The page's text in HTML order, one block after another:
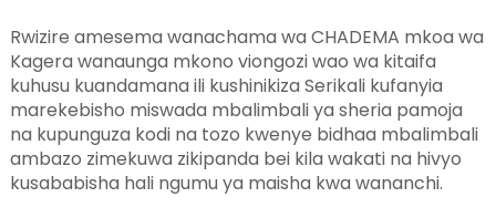
Rwizire amesema wanachama wa CHADEMA mkoa wa
Kagera wanaunga mkono viongozi wao wa kitaifa
kuhusu kuandamana ili kushinikiza Serikali kufanyia
marekebisho miswada mbalimbali ya sheria pamoja
na kupunguza kodi na tozo kwenye bidhaa mbalimbali
ambazo zimekuwa zikipanda bei kila wakati na hivyo
kusababisha hali ngumu ya maisha kwa wananchi.